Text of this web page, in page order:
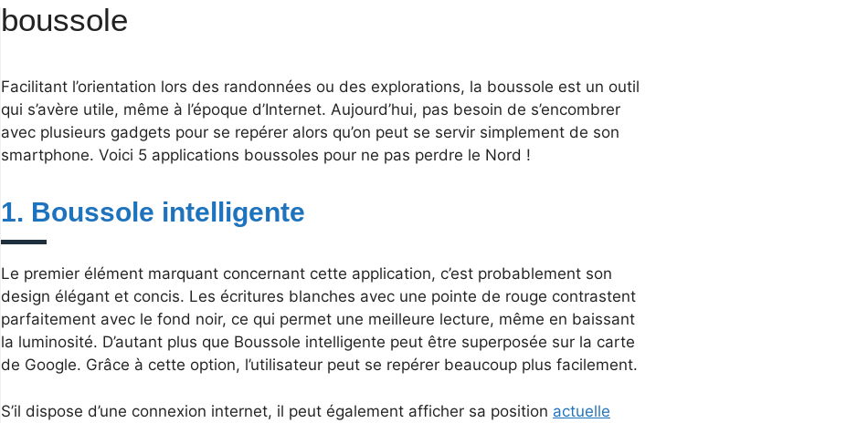
boussole
Facilitant l’orientation lors des randonnées ou des explorations, la boussole est un outil
qui s’avère utile, même à l’époque d’Internet. Aujourd’hui, pas besoin de s’encombrer
avec plusieurs gadgets pour se repérer alors qu’on peut se servir simplement de son
smartphone. Voici 5 applications boussoles pour ne pas perdre le Nord !
1. Boussole intelligente
Le premier élément marquant concernant cette application, c’est probablement son
design élégant et concis. Les écritures blanches avec une pointe de rouge contrastent
parfaitement avec le fond noir, ce qui permet une meilleure lecture, même en baissant
la luminosité. D’autant plus que Boussole intelligente peut être superposée sur la carte
de Google. Grâce à cette option, l’utilisateur peut se repérer beaucoup plus facilement.
S’il dispose d’une connexion internet, il peut également afficher sa position actuelle